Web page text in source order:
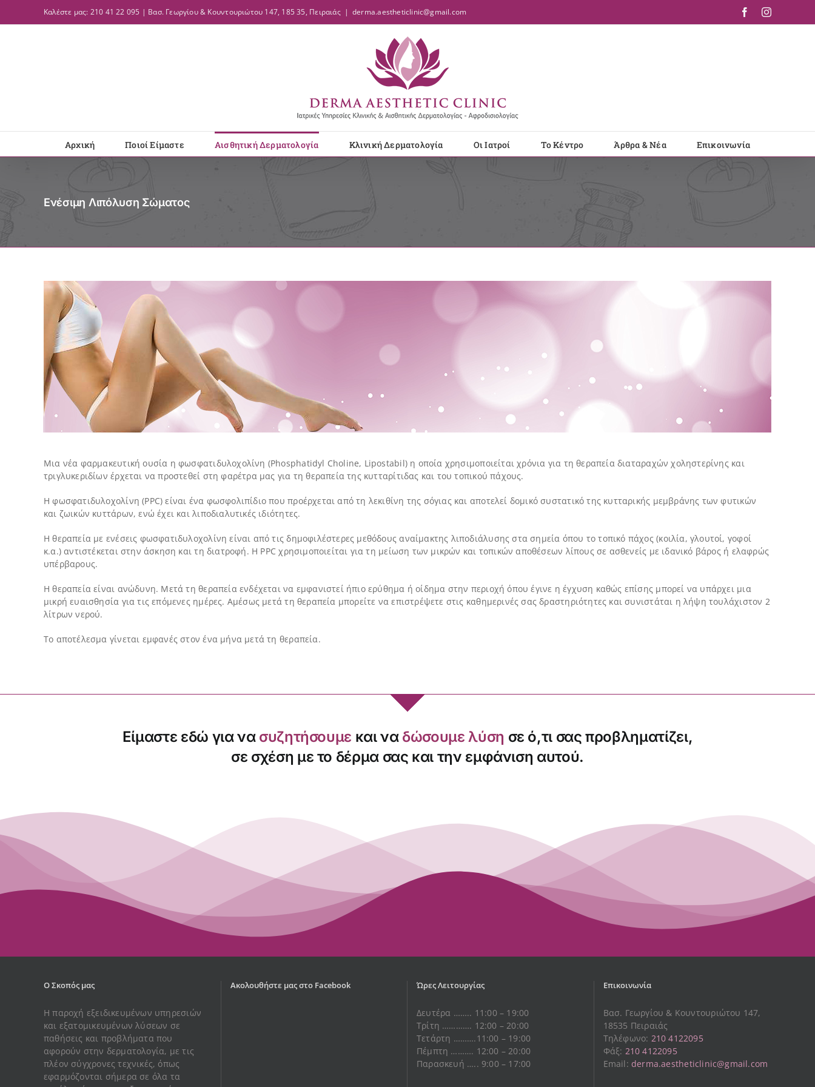
Καλέστε μας: 210 41 22 095 | Βασ. Γεωργίου & Κουντουριώτου 147, 185 35, Πειραιάς | derma.aestheticlinic@gmail.com FacebookInstagram
Αρχική Ποιοί Είμαστε Αισθητική Δερματολογία Κλινική Δερματολογία Οι Ιατροί Το Κέντρο Άρθρα & Νέα Επικοινωνία
Ενέσιμη Λιπόλυση Σώματος
Μια νέα φαρμακευτική ουσία η φωσφατιδυλoχολίνη (Phosphatidyl Choline, Lipostabil) η οποία χρησιμοποιείται χρόνια για τη θεραπεία διαταραχών χοληστερίνης και
τριγλυκεριδίων έρχεται να προστεθεί στη φαρέτρα μας για τη θεραπεία της κυτταρίτιδας και του τοπικού πάχους.
Η φωσφατιδυλoχολίνη (PPC) είναι ένα φωσφολιπίδιο που προέρχεται από τη λεκιθίνη της σόγιας και αποτελεί δομικό συστατικό της κυτταρικής μεμβράνης των φυτικών
και ζωικών κυττάρων, ενώ έχει και λιποδιαλυτικές ιδιότητες.
Η θεραπεία με ενέσεις φωσφατιδυλoχολίνη είναι από τις δημοφιλέστερες μεθόδους αναίμακτης λιποδιάλυσης στα σημεία όπου το τοπικό πάχος (κοιλία, γλουτοί, γοφοί
κ.α.) αντιστέκεται στην άσκηση και τη διατροφή. Η PPC χρησιμοποιείται για τη μείωση των μικρών και τοπικών αποθέσεων λίπους σε ασθενείς με ιδανικό βάρος ή ελαφρώς
υπέρβαρους.
Η θεραπεία είναι ανώδυνη. Μετά τη θεραπεία ενδέχεται να εμφανιστεί ήπιο ερύθημα ή οίδημα στην περιοχή όπου έγινε η έγχυση καθώς επίσης μπορεί να υπάρχει μια
μικρή ευαισθησία για τις επόμενες ημέρες. Αμέσως μετά τη θεραπεία μπορείτε να επιστρέψετε στις καθημερινές σας δραστηριότητες και συνιστάται η λήψη τουλάχιστον 2
λίτρων νερού.
Το αποτέλεσμα γίνεται εμφανές στον ένα μήνα μετά τη θεραπεία.
Είμαστε εδώ για να συζητήσουμε και ναδώσουμε λύση σε ό,τι σας προβληματίζει,
σε σχέση με το δέρμα σας και την εμφάνιση αυτού.
Ο Σκοπός μας
Η παροχή εξειδικευμένων υπηρεσιών
και εξατομικευμένων λύσεων σε
παθήσεις και προβλήματα που
αφορούν στην δερματολογία, με τις
πλέον σύγχρονες τεχνικές, όπως
εφαρμόζονται σήμερα σε όλα τα
Ακολουθήστε μας στο Facebook Ώρες Λειτουργίας
Δευτέρα …….. 11:00 – 19:00
Τρίτη …………. 12:00 – 20:00
Τετάρτη ……….11:00 – 19:00
Πέμπτη ………. 12:00 – 20:00
Παρασκευή ….. 9:00 – 17:00
Επικοινωνία
Βασ. Γεωργίου & Κουντουριώτου 147,
18535 Πειραιάς
Τηλέφωνο: 210 4122095
Φάξ: 210 4122095
Email: derma.aestheticlinic@gmail.com